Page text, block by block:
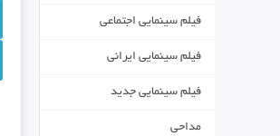
فیلم سینمایی اجتماعی
فیلم سینمایی ایرانی
فیلم سینمایی جدید
مداحی